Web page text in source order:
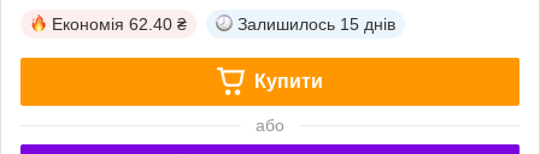
Економія 62.40 ₴ Залишилось 15 днів
Купити
або